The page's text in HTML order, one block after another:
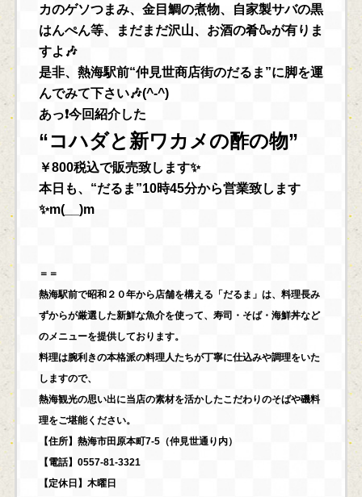
カのゲソつまみ、金目鯛の煮物、自家製サバの黒
はんぺん等、まだまだ沢山、お酒の肴🍶が有りま
すよ🎶
是非、熱海駅前“仲見世商店街のだるま”に脚を運
んでみて下さい🎶(^-^)
あっ❗今回紹介した
“コハダと新ワカメの酢の物”
￥800税込で販売致します✨
本日も、“だるま”10時45分から営業致します
✨m(__)m
＝＝
熱海駅前で昭和２０年から店舗を構える「だるま」は、料理長み
ずからが厳選した新鮮な魚介を使って、寿司・そば・海鮮丼など
のメニューを提供しております。
料理は腕利きの本格派の料理人たちが丁寧に仕込みや調理をいた
しますので、
熱海観光の思い出に当店の素材を活かしたこだわりのそばや磯料
理をご堪能ください。
【住所】熱海市田原本町7-5（仲見世通り内）
【電話】0557-81-3321
【定休日】木曜日